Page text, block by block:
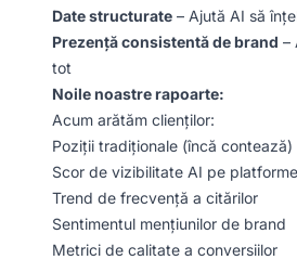
Date structurate – Ajută AI să
Prezență consistentă de brand –
tot
Noile noastre rapoarte:
Acum arătăm clienților:
Poziții tradiționale (încă contează)
Scor de vizibilitate AI pe platforme
Trend de frecvență a citărilor
Sentimentul mențiunilor de brand
Metrici de calitate a conversiilor